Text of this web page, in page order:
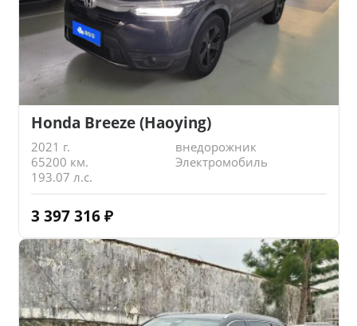
Honda Breeze (Haoying)
2021 г.
внедорожник
65200 км.
Электромобиль
193.07 л.с.
3 397 316 ₽